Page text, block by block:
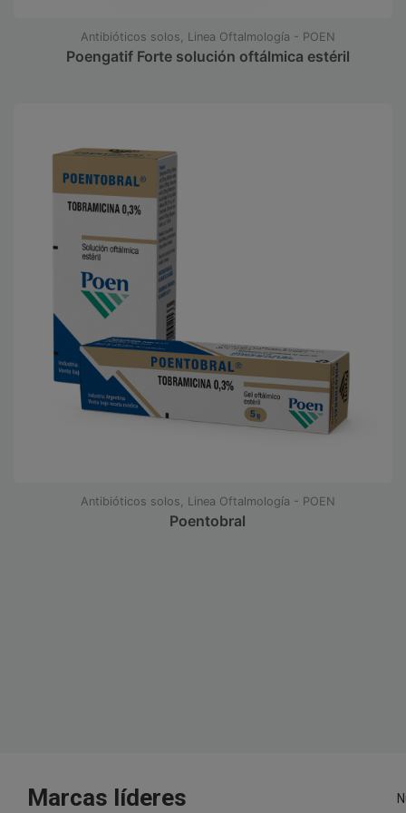
Antibióticos solos, Linea Oftalmología - POEN
Poengatif Forte solución oftálmica estéril
Antibióticos solos, Linea Oftalmología - POEN
Poentobral
Marcas líderes